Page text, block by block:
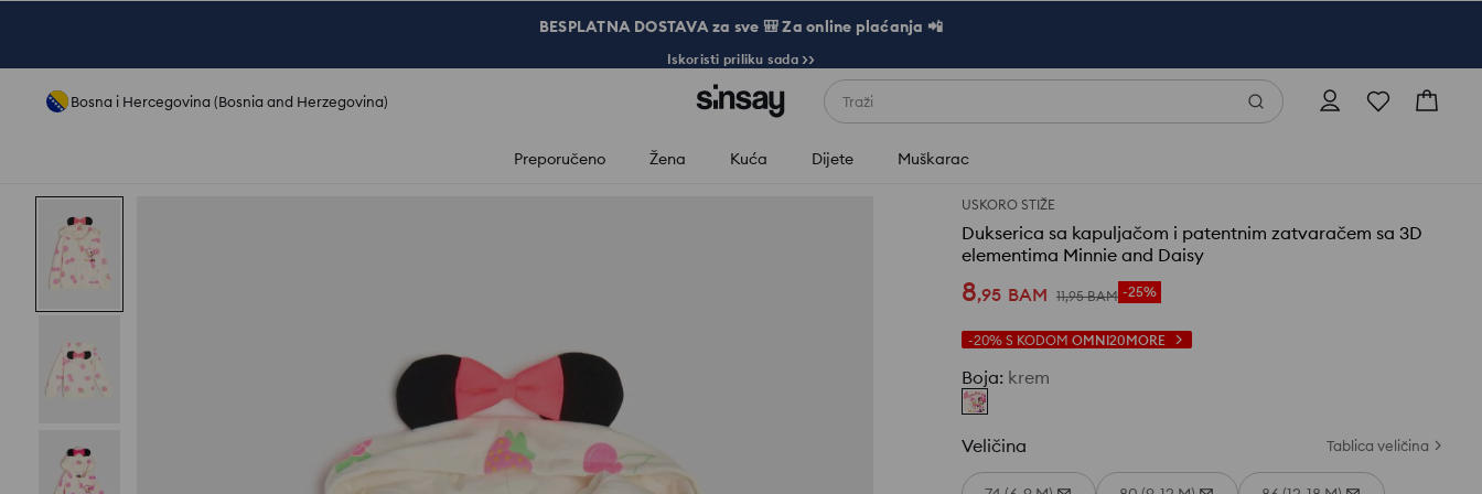
BESPLATNA DOSTAVA za sve 🎒 Za online plaćanja 📲
Iskoristi priliku sada >>
Bosna i Hercegovina (Bosnia and Herzegovina) Traži
Preporučeno Žena Kuća Dijete Muškarac
USKORO STIŽE
Dukserica sa kapuljačom i patentnim zatvaračem sa 3D
elementima Minnie and Daisy
8,95 BAM 11,95 BAM -25%
-20% S KODOM OMNI20MORE
Boja: krem
Veličina Tablica veličina